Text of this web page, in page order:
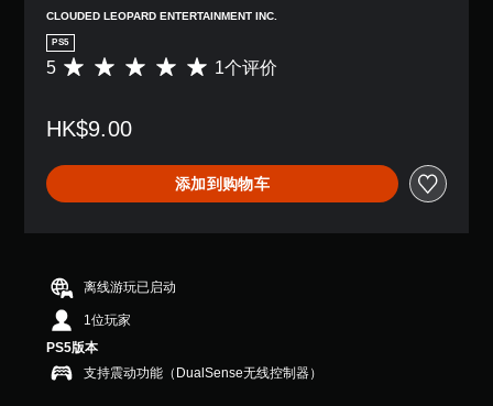
CLOUDED LEOPARD ENTERTAINMENT INC.
PS5
平
价
颗
星
（
颗
星
，
1
个
评
5 1个评价
HK$9.00
添加到购物车
离线游玩已启动
1位玩家
PS5版本
支持震动功能（DualSense无线控制器）